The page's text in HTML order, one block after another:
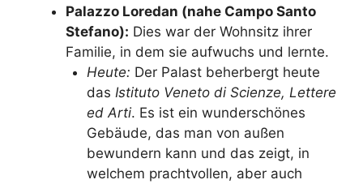
Palazzo Loredan (nahe Campo Santo
Stefano): Dies war der Wohnsitz ihrer
Familie, in dem sie aufwuchs und lernte.
Heute: Der Palast beherbergt heute
das Istituto Veneto di Scienze, Lettere
ed Arti. Es ist ein wunderschönes
Gebäude, das man von außen
bewundern kann und das zeigt, in
welchem prachtvollen, aber auch